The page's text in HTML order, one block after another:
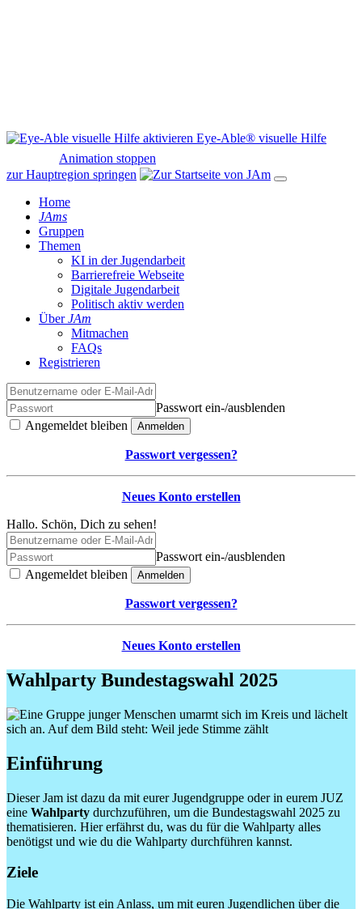
Eye-Able® visuelle Hilfe
Animation stoppen
zur Hauptregion springen
Home
JAms
Gruppen
Themen
KI in der Jugendarbeit
Barrierefreie Webseite
Digitale Jugendarbeit
Politisch aktiv werden
ÜberJAm
Mitmachen
FAQs
Registrieren
Passwort ein-/ausblenden
Angemeldet bleiben
Anmelden
Passwort vergessen?
Neues Konto erstellen
Hallo. Schön, Dich zu sehen!
Passwort ein-/ausblenden
Angemeldet bleiben
Anmelden
Passwort vergessen?
Neues Konto erstellen
Wahlparty Bundestagswahl 2025
Einführung
Dieser Jam ist dazu da mit eurer Jugendgruppe oder in eurem JUZ
eine Wahlparty durchzuführen, um die Bundestagswahl 2025 zu
thematisieren. Hier erfährst du, was du für die Wahlparty alles
benötigst und wie du die Wahlparty durchführen kannst.
Ziele
Die Wahlparty ist ein Anlass, um mit euren Jugendlichen über die